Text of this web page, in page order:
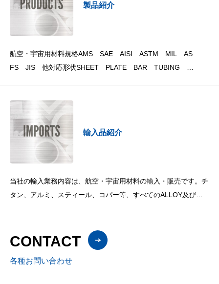
製品紹介
航空・宇宙用材料規格AMS SAE AISI ASTM MIL AS
FS JIS 他対応形状SHEET PLATE BAR TUBING
輸入品紹介
当社の輸入業務内容は、航空・宇宙用材料の輸入・販売です。チ
タン、アルミ、スティール、コパー等、すべてのALLOY及び形
CONTACT
各種お問い合わせ